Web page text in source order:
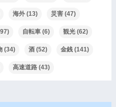
海外(13) 災害(47)
自転車(6) 観光(62)
(34) 酒(52) 金銭(141)
高速道路(43)